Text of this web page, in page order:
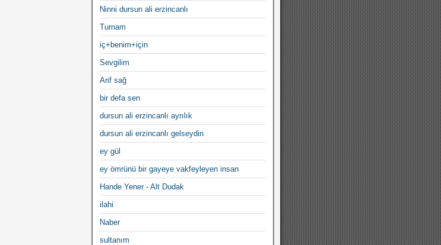
Ninni dursun ali erzincanlı
Turnam
iç+benim+için
Sevgilim
Arif sağ
bir defa sen
dursun ali erzincanlı ayrılık
dursun ali erzincanlı gelseydin
ey gül
ey ömrünü bir gayeye vakfeyleyen insan
Hande Yener - Alt Dudak
ilahi
Naber
sultanım